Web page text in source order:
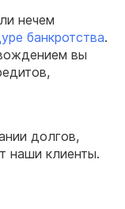
нечем
банкротства.
вы
долгов,
наши клиенты.